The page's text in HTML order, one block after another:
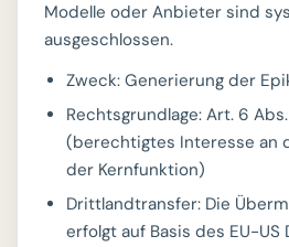
Modelle oder Anbieter sind
ausgeschlossen.
Zweck: Generierung der
Rechtsgrundlage: Art. 6 Abs.
(berechtigtes Interesse an
der Kernfunktion)
Drittlandtransfer: Die
erfolgt auf Basis des EU-US